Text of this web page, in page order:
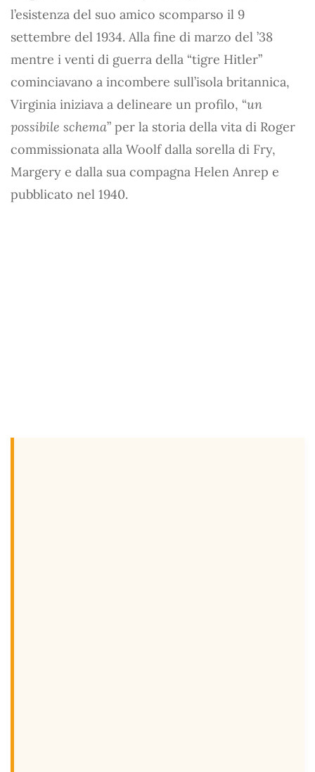
l’esistenza del suo amico scomparso il 9
settembre del 1934. Alla fine di marzo del ’38
mentre i venti di guerra della “tigre Hitler”
cominciavano a incombere sull’isola britannica,
Virginia iniziava a delineare un profilo, “un
possibile schema” per la storia della vita di Roger
commissionata alla Woolf dalla sorella di Fry,
Margery e dalla sua compagna Helen Anrep e
pubblicato nel 1940.